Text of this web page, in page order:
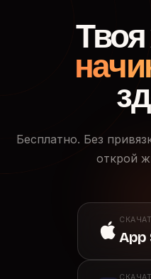
Бесплатно. Без
открой
App